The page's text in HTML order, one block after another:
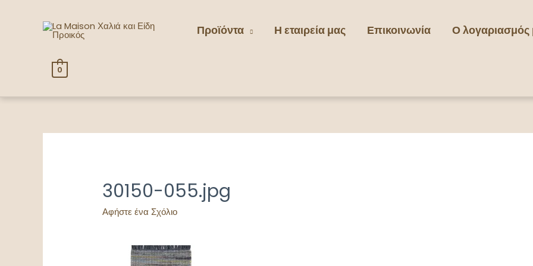
Προϊόντα Η εταιρεία μας Επικοινωνία Ο λογαριασμός
0
30150-055.jpg
Αφήστε ένα Σχόλιο